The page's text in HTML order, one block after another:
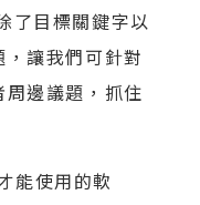
目標關鍵字以
讓我們可針對
邊議題，抓住
能使用的軟